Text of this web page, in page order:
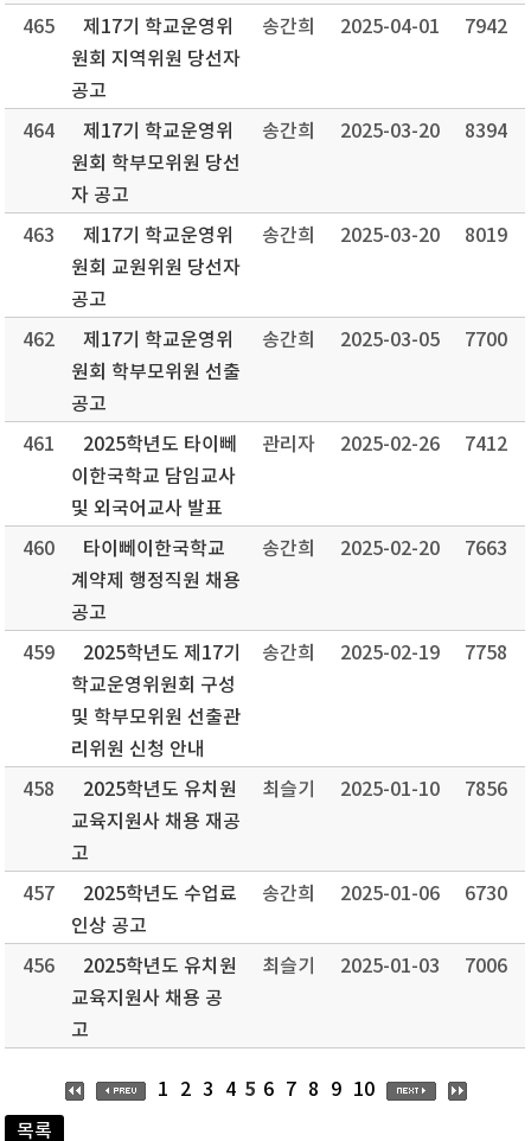
465
제17기 학교운영위
원회 지역위원 당선자
공고
송간희 2025-04-01 7942
464
제17기 학교운영위
원회 학부모위원 당선
자 공고
송간희 2025-03-20 8394
463
제17기 학교운영위
원회 교원위원 당선자
공고
송간희 2025-03-20 8019
462
제17기 학교운영위
원회 학부모위원 선출
공고
송간희 2025-03-05 7700
461
2025학년도 타이뻬
이한국학교 담임교사
및 외국어교사 발표
관리자 2025-02-26 7412
460
타이뻬이한국학교
계약제 행정직원 채용
공고
송간희 2025-02-20 7663
459
2025학년도 제17기
학교운영위원회 구성
및 학부모위원 선출관
리위원 신청 안내
송간희 2025-02-19 7758
458
2025학년도 유치원
교육지원사 채용 재공
고
최슬기 2025-01-10 7856
457
2025학년도 수업료
인상 공고
송간희 2025-01-06 6730
456
2025학년도 유치원
교육지원사 채용 공
고
최슬기 2025-01-03 7006
1 2 3 4 5 6 7 8 9
10
목록